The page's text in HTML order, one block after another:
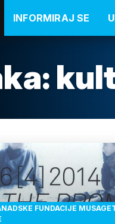
INFORMIRAJ SE
FUNDACIJE